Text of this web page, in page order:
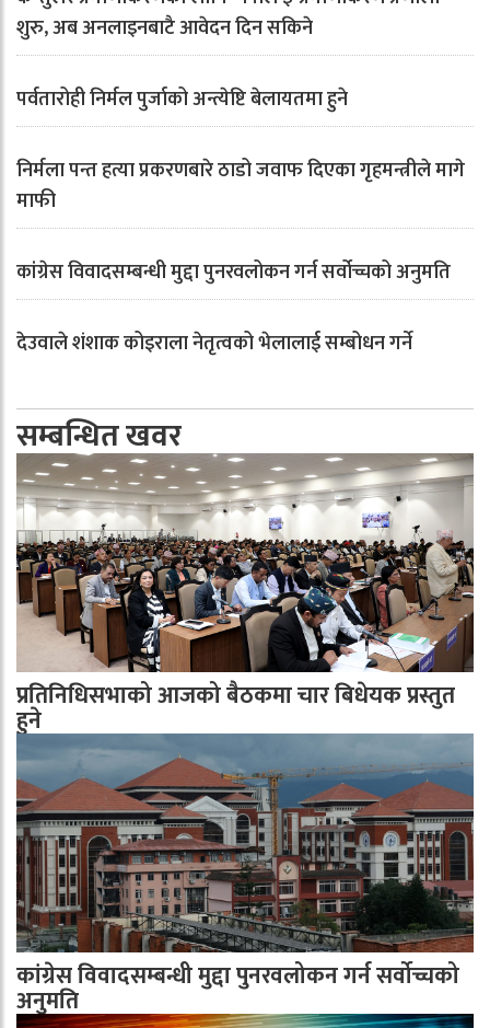
शुरु, अब अनलाइनबाटै आवेदन दिन सकिने
पर्वतारोही निर्मल पुर्जाको अन्त्येष्टि बेलायतमा हुने
निर्मला पन्त हत्या प्रकरणबारे ठाडो जवाफ दिएका गृहमन्त्रीले मागे
माफी
कांग्रेस विवादसम्बन्धी मुद्दा पुनरवलोकन गर्न सर्वोच्चको अनुमति
देउवाले शंशाक कोइराला नेतृत्वको भेलालाई सम्बोधन गर्ने
सम्बन्धित खवर
प्रतिनिधिसभाको आजको बैठकमा चार बिधेयक प्रस्तुत
हुने
कांग्रेस विवादसम्बन्धी मुद्दा पुनरवलोकन गर्न सर्वोच्चको
अनुमति